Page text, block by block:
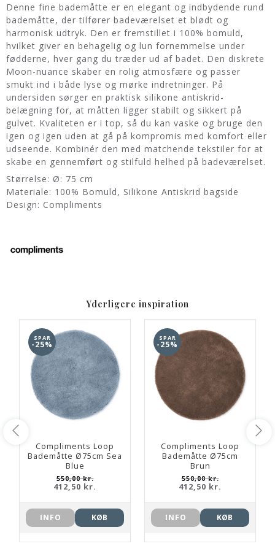
Denne fine bademåtte er en elegant og indbydende rund
bademåtte, der tilfører badeværelset et blødt og
harmonisk udtryk. Den er fremstillet i 100% bomuld,
hvilket giver en behagelig og lun fornemmelse under
fødderne, hver gang du træder ud af badet. Den diskrete
Moon-nuance skaber en rolig atmosfære og passer
smukt ind i både lyse og mørke indretninger. På
undersiden sørger en praktisk silikone antiskrid-
belægning for, at måtten ligger stabilt og sikkert på
gulvet. Kvaliteten er i top, så du kan vaske og bruge den
igen og igen uden at gå på kompromis med komfort eller
udseende. Kombinér den med matchende tekstiler for at
skabe en gennemført og stilfuld helhed på badeværelset.
Størrelse: Ø: 75 cm
Materiale: 100% Bomuld, Silikone Antiskrid bagside
Design: Compliments
Yderligere inspiration
SPAR
-25%
Compliments Loop
Bademåtte Ø75cm Sea
Blue
550,00 kr.
412,50 kr.
INFO KØB
SPAR
-25%
Compliments Loop
Bademåtte Ø75cm
Brun
550,00 kr.
412,50 kr.
INFO KØB